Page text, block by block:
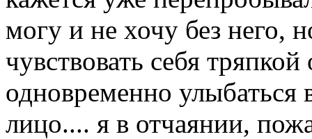
могу и не хочу без него,
чувствовать себя
одновременно улыбаться
лицо.... я в отчаянии,